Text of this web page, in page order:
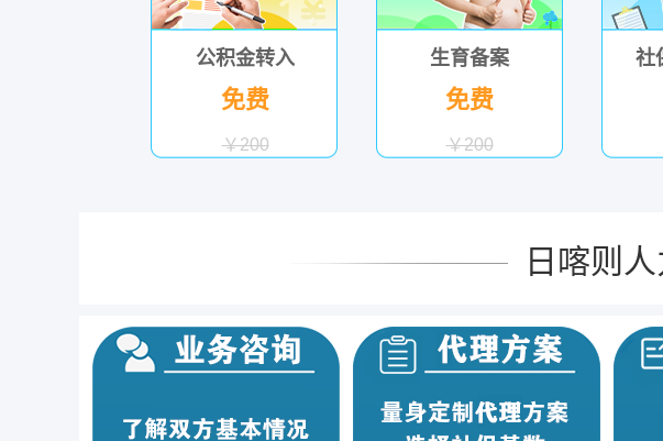
公积金转入
免费
￥200
生育备案
免费
￥200
社
日喀则